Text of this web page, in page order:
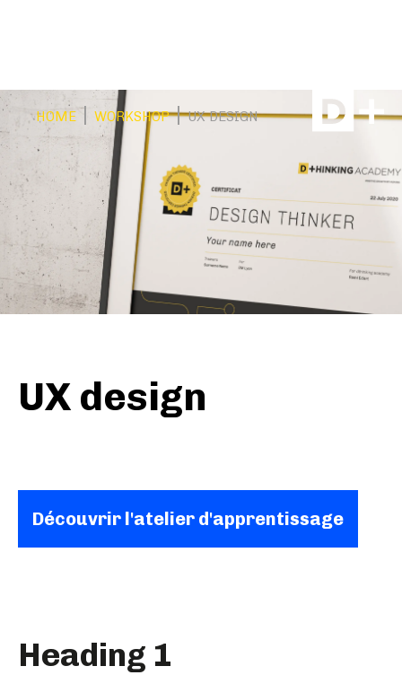
HOME | WORKSHOP | UX DESIGN
UX design
Découvrir l'atelier d'apprentissage
Heading 1